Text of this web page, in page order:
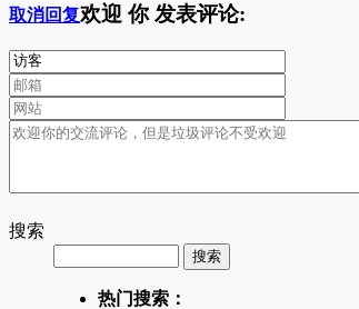
取消回复欢迎 你发表评论:
搜索
热门搜索：